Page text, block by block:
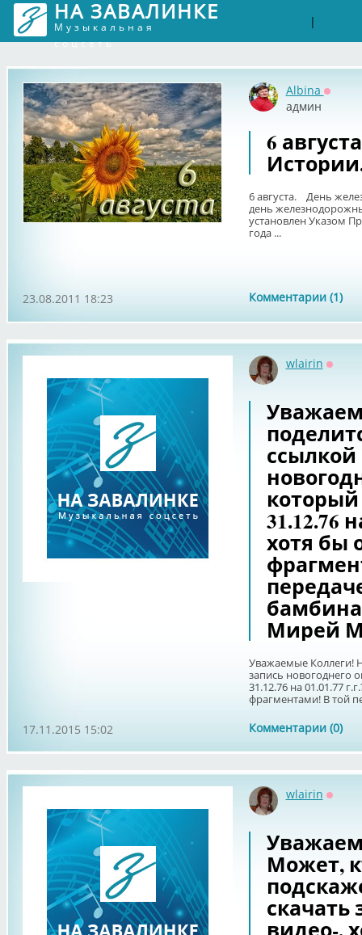
НА ЗАВАЛИНКЕ
Музыкальная
соцсеть
|
Albina
админ
6
6 августа. День
день
установлен Указом
года ...
Комментарии (1)
23.08.2011 18:23
wlairin
ссылкой
который
31.12.76
хотя бы
Мирей
Уважаемые Коллеги!
запись новогоднего
31.12.76 на 01.01.77
фрагментами! В той
Комментарии (0)
17.11.2015 15:02
wlairin
Может,
скачать